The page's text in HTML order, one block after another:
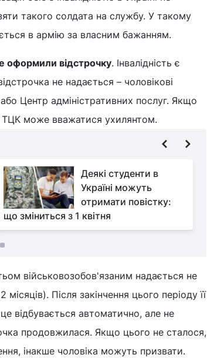
такого солдата на службу. У такому
в армію за власним бажанням.
оформили відстрочку. Інвалідність є
не надається – чоловікові
Центр адміністративних послуг. Якщо
ТЦК може вважатися ухилянтом.
Деякі студенти в
Україні можуть
отримати повістку:
що зміниться з 1 квітня
військовозобов'язаним надається не
Після закінчення цього періоду її
відбувається автоматично, але не
продовжилася. Якщо цього не сталося,
інакше чоловіка можуть призвати.